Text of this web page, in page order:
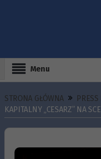
Menu
STRONA GŁÓWNA PRESS
KAPITALNY „CESARZ” NA